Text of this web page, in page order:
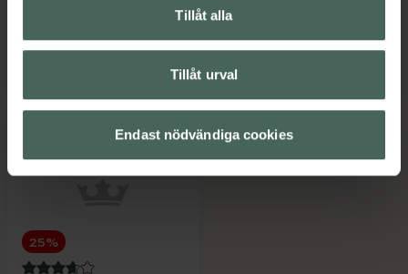
Tillåt alla
Tillåt urval
Endast nödvändiga cookies
Alfons Åberg Handtvål, 23.92 kr.
25%